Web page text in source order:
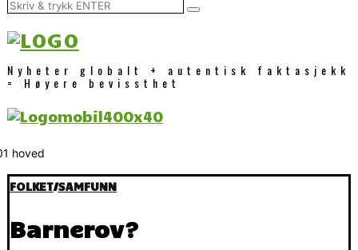
Nyheter globalt + autentisk faktasjekk
= Høyere bevissthet
FOLKET/SAMFUNN
Barnerov?